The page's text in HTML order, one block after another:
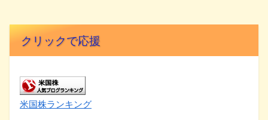
クリックで応援
米国株ランキング